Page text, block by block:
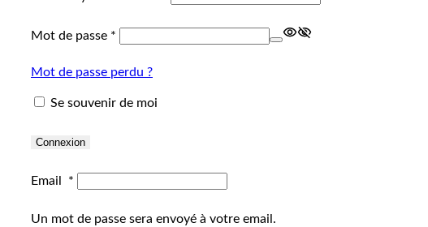
Mot de passe *
Mot de passe perdu ?
Se souvenir de moi
Connexion
Email *
Un mot de passe sera envoyé à votre email.